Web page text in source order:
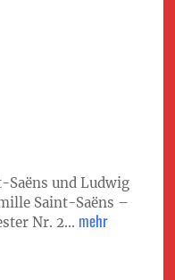
Saëns und Ludwig
Saint-Saëns –
Nr. 2... mehr